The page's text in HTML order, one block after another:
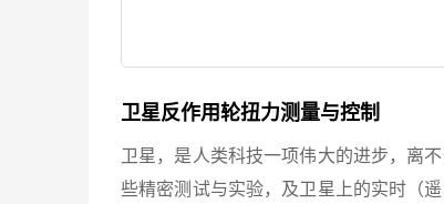
卫星反作用轮扭力测量与控制
卫星，是人类科技一项伟大的进步，离
些精密测试与实验，及卫星上的实时（